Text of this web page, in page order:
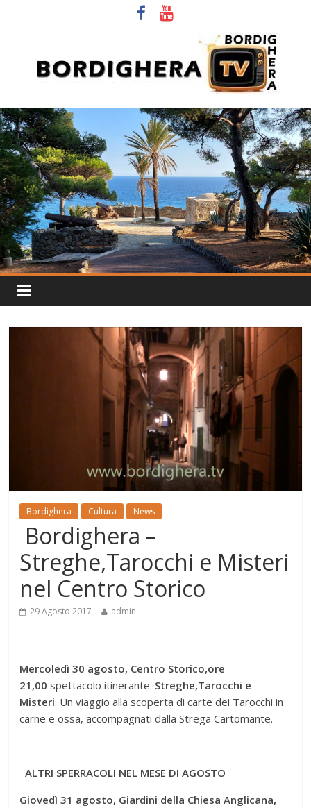
Bordighera Cultura News
Bordighera –
Streghe,Tarocchi e Misteri
nel Centro Storico
29 Agosto 2017 admin
Mercoledì 30 agosto, Centro Storico,ore
21,00spettacolo itinerante. Streghe,Tarocchi e
Misteri. Un viaggio alla scoperta di carte dei Tarocchi in
carne e ossa, accompagnati dalla Strega Cartomante.
ALTRI SPERRACOLI NEL MESE DI AGOSTO
Giovedì 31 agosto, Giardini della Chiesa Anglicana,